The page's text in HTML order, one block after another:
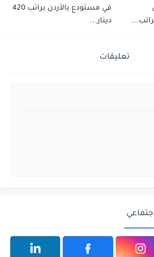
في مستودع بالأردن براتب 420
دينار...
تعليقات